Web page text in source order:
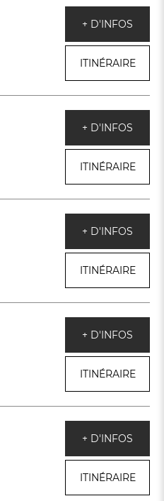
+ D'INFOS
ITINÉRAIRE
+ D'INFOS
ITINÉRAIRE
+ D'INFOS
ITINÉRAIRE
+ D'INFOS
ITINÉRAIRE
+ D'INFOS
ITINÉRAIRE